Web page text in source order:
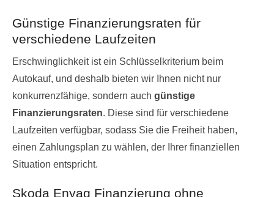
Günstige Finanzierungsraten für
verschiedene Laufzeiten
Erschwinglichkeit ist ein Schlüsselkriterium beim
Autokauf, und deshalb bieten wir Ihnen nicht nur
konkurrenzfähige, sondern auch günstige
Finanzierungsraten. Diese sind für verschiedene
Laufzeiten verfügbar, sodass Sie die Freiheit haben,
einen Zahlungsplan zu wählen, der Ihrer finanziellen
Situation entspricht.
Skoda Enyaq Finanzierung ohne